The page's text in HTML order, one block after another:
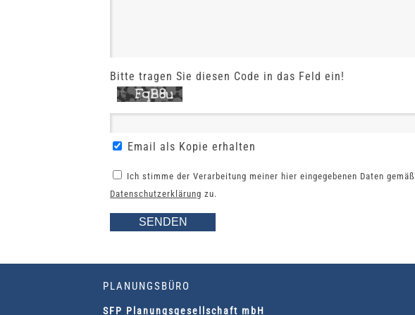
Bitte tragen Sie diesen Code in das Feld ein!
Email als Kopie erhalten
Ich stimme der Verarbeitung meiner hier eingegebenen Daten gemäß
Datenschutzerklärung zu.
PLANUNGSBÜRO
SFP Planungsgesellschaft mbH